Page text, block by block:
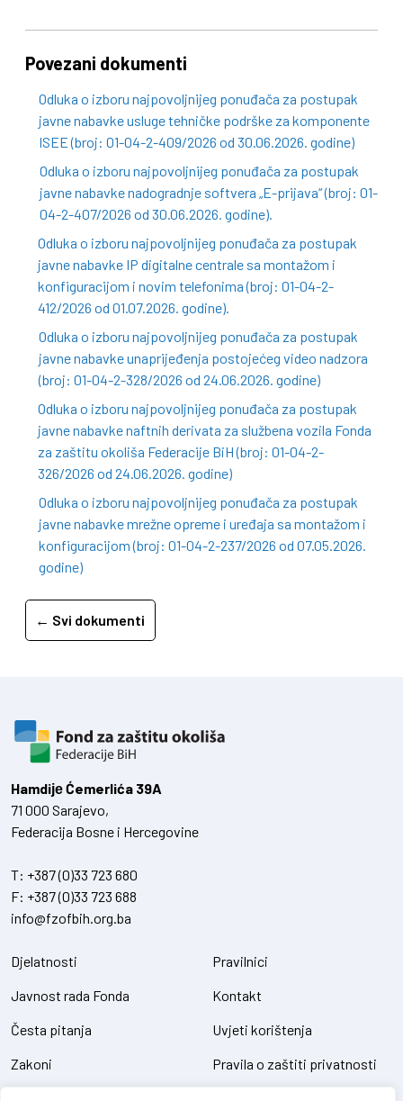
Povezani dokumenti
Odluka o izboru najpovoljnijeg ponuđača za postupak
javne nabavke usluge tehničke podrške za komponente
ISEE (broj: 01-04-2-409/2026 od 30.06.2026. godine)
Odluka o izboru najpovoljnijeg ponuđača za postupak
javne nabavke nadogradnje softvera „E-prijava“ (broj: 01-
04-2-407/2026 od 30.06.2026. godine).
Odluka o izboru najpovoljnijeg ponuđača za postupak
javne nabavke IP digitalne centrale sa montažom i
konfiguracijom i novim telefonima (broj: 01-04-2-
412/2026 od 01.07.2026. godine).
Odluka o izboru najpovoljnijeg ponuđača za postupak
javne nabavke unaprijeđenja postojećeg video nadzora
(broj: 01-04-2-328/2026 od 24.06.2026. godine)
Odluka o izboru najpovoljnijeg ponuđača za postupak
javne nabavke naftnih derivata za službena vozila Fonda
za zaštitu okoliša Federacije BiH (broj: 01-04-2-
326/2026 od 24.06.2026. godine)
Odluka o izboru najpovoljnijeg ponuđača za postupak
javne nabavke mrežne opreme i uređaja sa montažom i
konfiguracijom (broj: 01-04-2-237/2026 od 07.05.2026.
godine)
← Svi dokumenti
Hamdiје Ćemerlića 39A
71 000 Sarajevo,
Federacija Bosne i Hercegovine
T: +387 (0)33 723 680
F: +387 (0)33 723 688
info@fzofbih.org.ba
Djelatnosti
Javnost rada Fonda
Česta pitanja
Zakoni
Pravilnici
Kontakt
Uvjeti korištenja
Pravila o zaštiti privatnosti